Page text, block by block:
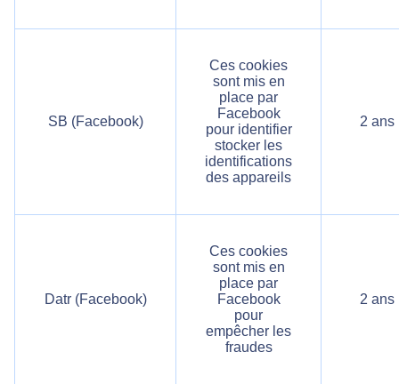
SB (Facebook)
Ces cookies
sont mis en
place par
Facebook
pour identifier
stocker les
identifications
des appareils
2 ans
Datr (Facebook)
Ces cookies
sont mis en
place par
Facebook
pour
empêcher les
fraudes
2 ans